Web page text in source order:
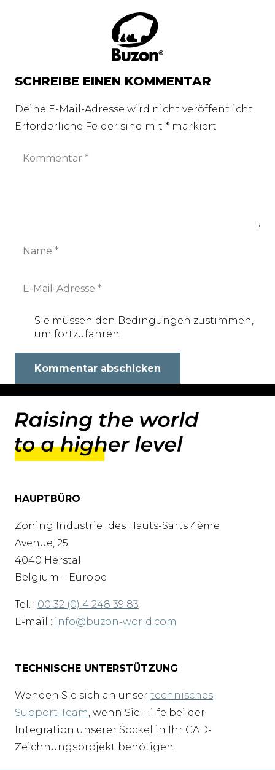
SCHREIBE EINEN KOMMENTAR
Deine E-Mail-Adresse wird nicht veröffentlicht.
Erforderliche Felder sind mit * markiert
Sie müssen den Bedingungen zustimmen,
um fortzufahren.
Kommentar abschicken
HAUPTBÜRO
Zoning Industriel des Hauts-Sarts 4ème
Avenue, 25
4040 Herstal
Belgium – Europe
Tel. : 00 32 (0) 4 248 39 83
E-mail : info@buzon-world.com
TECHNISCHE UNTERSTÜTZUNG
Wenden Sie sich an unser technisches
Support-Team, wenn Sie Hilfe bei der
Integration unserer Sockel in Ihr CAD-
Zeichnungsprojekt benötigen.